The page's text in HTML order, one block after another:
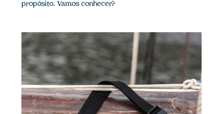
propósito. Vamos conhecer?